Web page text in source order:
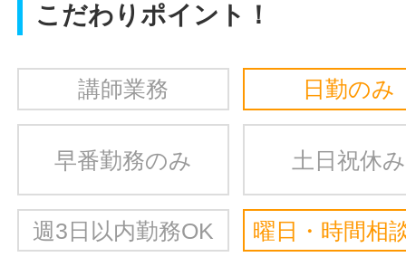
こだわりポイント！
講師業務 日勤のみ
早番勤務のみ 土日祝休み
週3日以内勤務OK 曜日・時間相